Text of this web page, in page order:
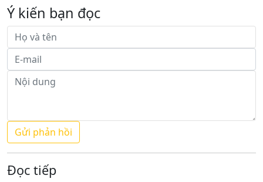
Ý kiến bạn đọc
Đọc tiếp